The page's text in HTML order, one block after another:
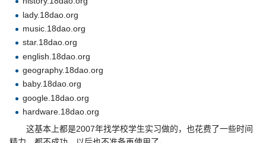
lady.18dao.org
music.18dao.org
star.18dao.org
english.18dao.org
geography.18dao.org
baby.18dao.org
google.18dao.org
hardware.18dao.org
这基本上都是2007年找学校学生实习做的，也花费了一些时间